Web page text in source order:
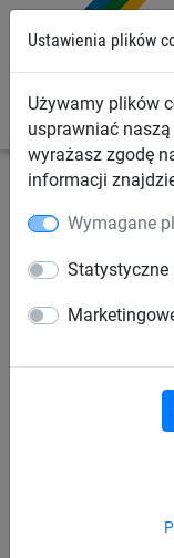
Ustawienia plików
Używamy plików
usprawniać
wyrażasz zgodę
informacji
Wymagane
Siatka na siano dla
Torba na
(ø 4 mm,